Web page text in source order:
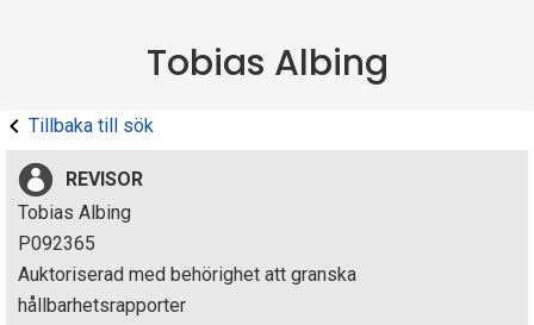
r
s
i
n
s
Tobias Albing
Tillbaka till sök
REVISOR
Tobias Albing
P092365
Auktoriserad med behörighet att granska
hållbarhetsrapporter